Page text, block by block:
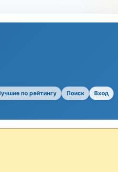
по рейтингу Поиск Вход